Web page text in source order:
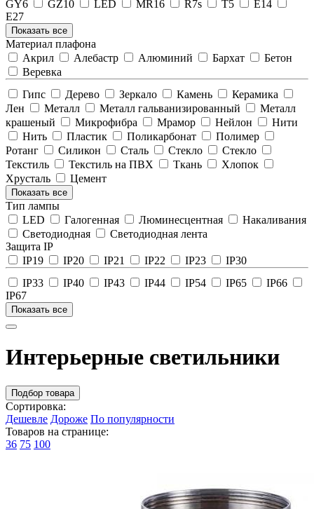
GY6
GZ10 LED MR16 R7s T5
Е14
Е27
Показать все
Материал плафона
Акрил
Алебастр Алюминий Бархат
Бетон
Веревка
Гипс
Дерево Зеркало Камень
Керамика
Лен
Металл Металл гальванизированный
Металл
крашеный
Микрофибра Мрамор Нейлон
Нити
Нить
Пластик Поликарбонат
Полимер
Ротанг
Силикон Сталь Стекло
Стекло
Текстиль
Текстиль на ПВХ Ткань
Хлопок
Хрусталь
Цемент
Показать все
Тип лампы
LED
Галогенная Люминесцентная
Накаливания
Светодиодная
Светодиодная лента
Защита IP
IP19
IP20 IP21 IP22 IP23
IP30
IP33
IP40 IP43 IP44 IP54 IP65
IP66
IP67
Показать все
Интерьерные светильники
Подбор товара
Сортировка:
Дешевле Дороже По популярности
Товаров на странице:
36 75 100